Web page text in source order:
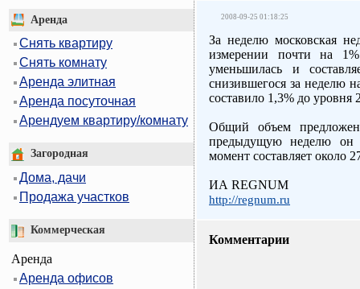
Аренда
Снять квартиру
Снять комнату
Аренда элитная
Аренда посуточная
Арендуем квартиру/комнату
Загородная
Дома, дачи
Продажа участков
Коммерческая
Аренда
Аренда офисов
2008-09-25 01:18:25
За неделю московская
измерении почти на
уменьшилась и
снизившегося за неделю
составило 1,3% до уровня
Общий объем
предыдущую неделю он
момент составляет около
ИА REGNUM
http://regnum.ru
Комментарии